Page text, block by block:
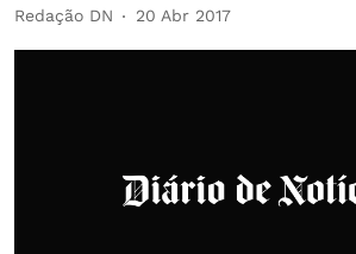
Redação DN 20 Abr 2017